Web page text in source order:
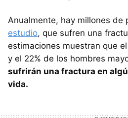
Anualmente, hay millones de
estudio, que sufren una
estimaciones muestran que
y el 22% de los hombres
sufrirán una fractura en
vida.